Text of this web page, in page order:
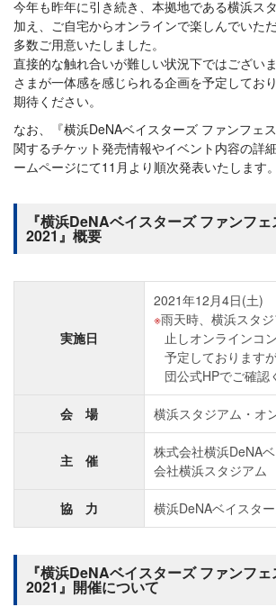
今年も昨年に引き続き、本拠地である横浜ス
加え、ご自宅からオンラインで楽しんでいた
多数ご用意いたしました。
直接的な触れ合いが難しい状況下ではござい
さまが一体感を感じられる企画を予定してお
期待ください。
なお、『横浜DeNAベイスターズ ファンフェ
関するチケット発売情報やイベント内容の詳
ームページにて11月より順次発表いたします。
『横浜DeNAベイスターズ ファンフ
2021』概要
実施日
2021年12月4日(土)
雨天時、横浜スタ
止しオンラインコ
予定しております
団公式HPでご確認
会 場 横浜スタジアム・オ
主 催
株式会社横浜DeNA
会社横浜スタジアム
協 力 横浜DeNAベイスタ
『横浜DeNAベイスターズ ファンフ
2021』開催について